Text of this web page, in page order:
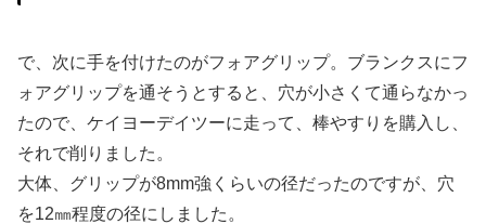
で、次に手を付けたのがフォアグリップ。ブランクスにフ
ォアグリップを通そうとすると、穴が小さくて通らなかっ
たので、ケイヨーデイツーに走って、棒やすりを購入し、
それで削りました。
大体、グリップが8mm強くらいの径だったのですが、穴
を12㎜程度の径にしました。